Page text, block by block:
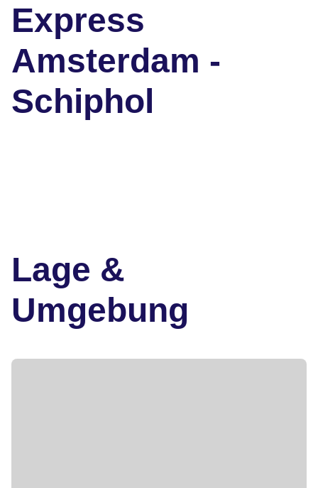
Express
Amsterdam -
Schiphol
Lage &
Umgebung